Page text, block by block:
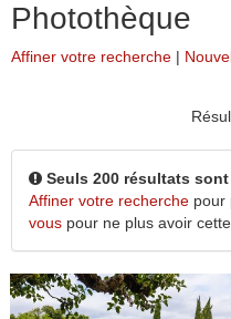
Photothèque
Affiner votre recherche |
Seuls 200 résultats
Affiner votre recherche pour
vous pour ne plus avoir cette